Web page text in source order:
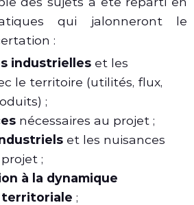
qui jalonneront le
:
industrielles et les
le territoire (utilités, flux,
;
nécessaires au projet ;
et les nuisances
;
à la dynamique
territoriale ;